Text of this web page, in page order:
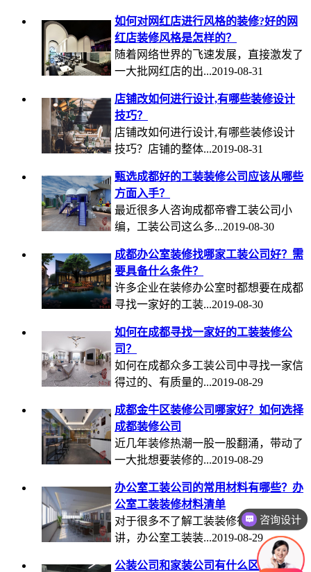
如何对网红店进行风格的装修?好的网
红店装修风格是怎样的？
随着网络世界的飞速发展，直接激发了
一大批网红店的出...2019-08-31
店铺改如何进行设计,有哪些装修设计
技巧？
店铺改如何进行设计,有哪些装修设计
技巧？店铺的整体...2019-08-31
甄选成都好的工装装修公司应该从哪些
方面入手？
最近很多人咨询成都帝睿工装公司小
编，工装公司这么多...2019-08-30
成都办公室装修找哪家工装公司好？需
要具备什么条件？
许多企业在装修办公室时都想要在成都
寻找一家好的工装...2019-08-30
如何在成都寻找一家好的工装装修公
司？
如何在成都众多工装公司中寻找一家信
得过的、有质量的...2019-08-29
成都金牛区装修公司哪家好？如何选择
成都装修公司
近几年装修热潮一股一股翻涌，带动了
一大批想要装修的...2019-08-29
办公室工装公司的常用材料有哪些？办
公室工装装修材料清单
对于很多不了解工装装修行业的小白来
讲，办公室工装装...2019-08-29
公装公司和家装公司有什么区别？
咨询设计